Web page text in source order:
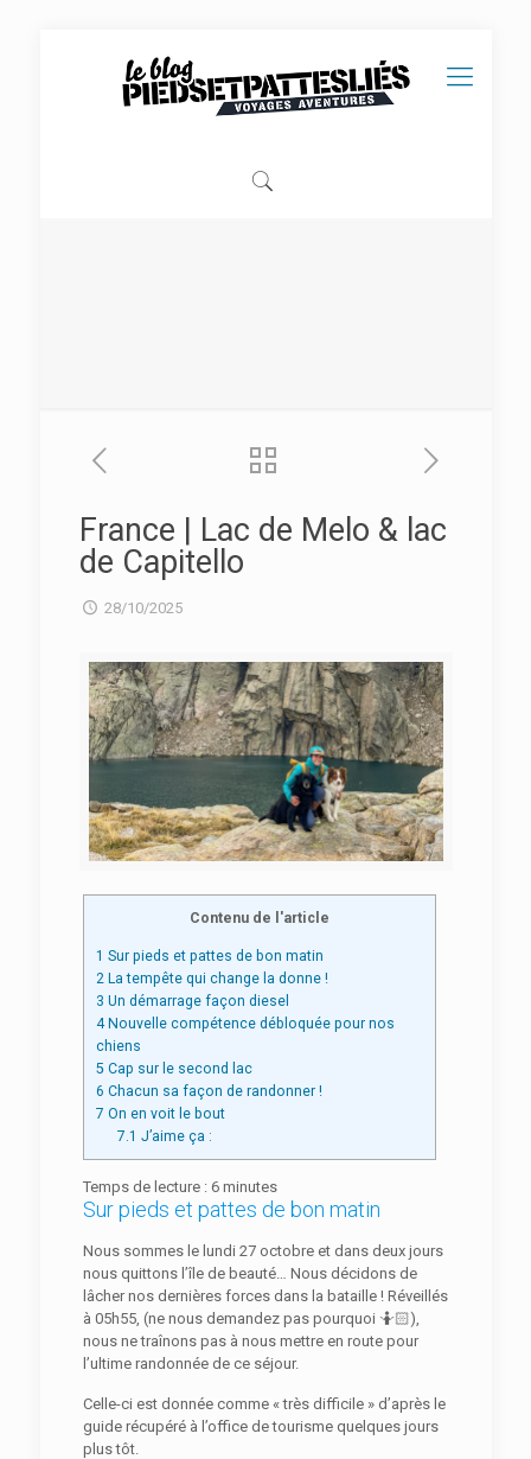
France | Lac de Melo & lac
de Capitello
28/10/2025
Contenu de l'article
1 Sur pieds et pattes de bon matin
2 La tempête qui change la donne !
3 Un démarrage façon diesel
4Nouvelle compétence débloquée pour nos
chiens
5Cap sur le second lac
6 Chacun sa façon de randonner !
7 On en voit le bout
7.1 J’aime ça :
Temps de lecture : 6 minutes
Sur pieds et pattes de bon matin
Nous sommes le lundi 27 octobre et dans deux jours
nous quittons l’île de beauté… Nous décidons de
lâcher nos dernières forces dans la bataille ! Réveillés
à 05h55, (ne nous demandez pas pourquoi 🤷🏻),
nous ne traînons pas à nous mettre en route pour
l’ultime randonnée de ce séjour.
Celle-ci est donnée comme « très difficile » d’après le
guide récupéré à l’office de tourisme quelques jours
plus tôt.